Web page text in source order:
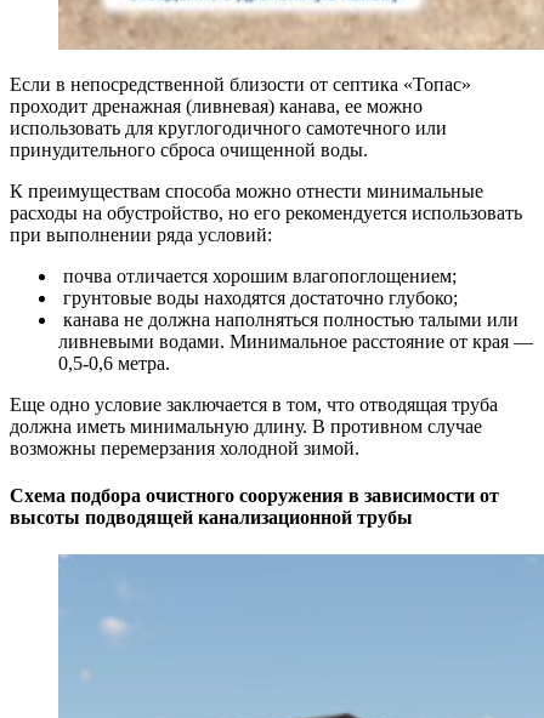
Если в непосредственной близости от септика «Топас»
проходит дренажная (ливневая) канава, ее можно
использовать для круглогодичного самотечного или
принудительного сброса очищенной воды.
К преимуществам способа можно отнести минимальные
расходы на обустройство, но его рекомендуется использовать
при выполнении ряда условий:
почва отличается хорошим влагопоглощением;
грунтовые воды находятся достаточно глубоко;
канава не должна наполняться полностью талыми или
ливневыми водами. Минимальное расстояние от края —
0,5-0,6 метра.
Еще одно условие заключается в том, что отводящая труба
должна иметь минимальную длину. В противном случае
возможны перемерзания холодной зимой.
Схема подбора очистного сооружения в зависимости от
высоты подводящей канализационной трубы